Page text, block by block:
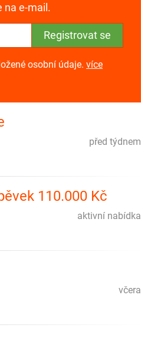
na e-mail.
osobní údaje. více
před týdnem
110.000 Kč
aktivní nabídka
včera